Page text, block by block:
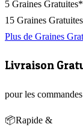
5 Graines Gratuites*
15 Graines
Plus de Graines
Livraison
pour les
📦Rapide &